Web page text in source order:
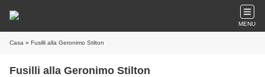
MENU
Casa » Fusilli alla Geronimo Stilton
Fusilli alla Geronimo Stilton